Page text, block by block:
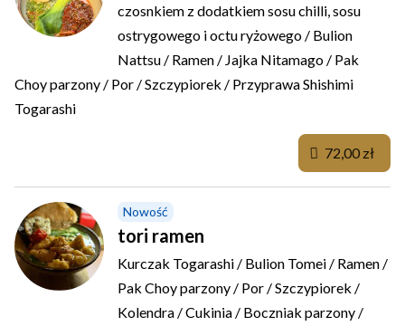
czosnkiem z dodatkiem sosu chilli, sosu
ostrygowego i octu ryżowego / Bulion
Nattsu / Ramen / Jajka Nitamago / Pak
Choy parzony / Por / Szczypiorek / Przyprawa Shishimi
Togarashi
Nowość
tori ramen
Kurczak Togarashi / Bulion Tomei / Ramen /
Pak Choy parzony / Por / Szczypiorek /
Kolendra / Cukinia / Boczniak parzony /